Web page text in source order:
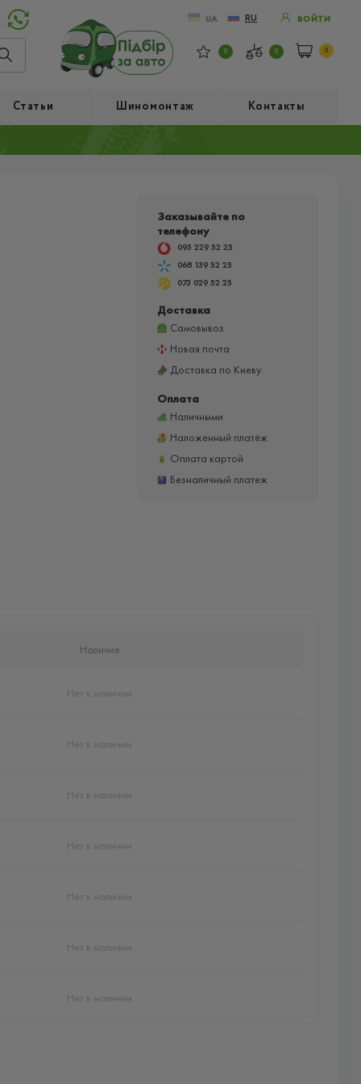
UA RU ВОЙТИ
0 0 0
Статьи Шиномонтаж Контакты
Заказывайте по
телефону
095 229 52 25
068 139 52 25
073 029 52 25
Доставка
Самовывоз
Новая почта
Доставка по Киеву
Оплата
Наличными
Наложенный платёж
Оплата картой
Безналичный платеж
Наличие
Нет в наличии
Нет в наличии
Нет в наличии
Нет в наличии
Нет в наличии
Нет в наличии
Нет в наличии